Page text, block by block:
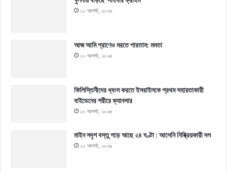
১০ আগস্ট, ২০২৬
আজ আমি প্রাণেও মরতে পারতাম: মমতা
১০ আগস্ট, ২০২৬
ফিলিস্তিনীদের ধ্বংস করতে ইসরাইলকে প্রথম সহায়তাকারী
বাইডেনের শরীরে ক্যানসার
১০ আগস্ট, ২০২৬
মাইন সদৃশ বস্তু পড়ে আছে ২৪ ঘণ্টা : আসেনি নিষ্ক্রিয়কারী দল
১০ আগস্ট, ২০২৬